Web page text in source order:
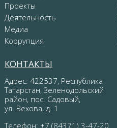
Проекты
Деятельность
Медиа
Коррупция
КОНТАКТЫ
Адрес: 422537, Республика
Татарстан, Зеленодольский
район, пос. Садовый,
ул. Вехова, д. 1
Телефон: +7 (84371) 3-47-20